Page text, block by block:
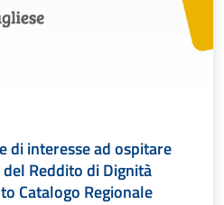
di interesse ad ospitare
Reddito di Dignità
Catalogo Regionale